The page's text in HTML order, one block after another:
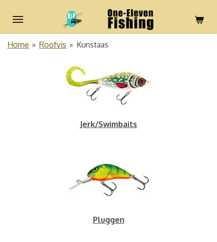
direct
naar
de
Home » Roofvis » Kunstaas
Jerk/Swimbaits
Pluggen